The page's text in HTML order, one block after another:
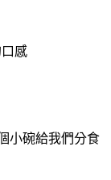
感
小碗給我們分食